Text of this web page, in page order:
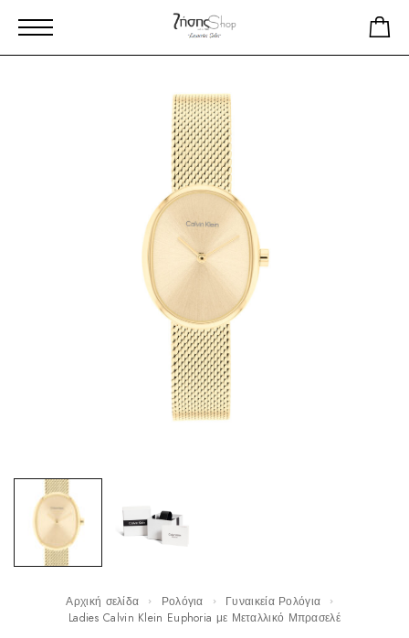
Αρχική σελίδα Ρολόγια
Γυναικεία Ρολόγια
Ladies Calvin Klein Euphoria με Μεταλλικό Μπρασελέ